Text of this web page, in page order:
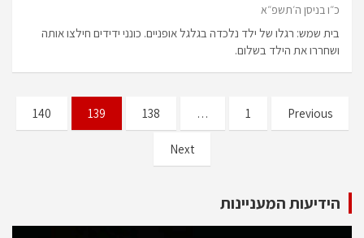
כ״ו בניסן ה׳תשפ״א
בית שמש: רגלו של ילד נלכדה בגלגל אופניים. כונני ידידים חילצו אותה
ושחררו את הילד בשלום.
Previous
1
…
138
139
140
Next
הידיעות המעניינות